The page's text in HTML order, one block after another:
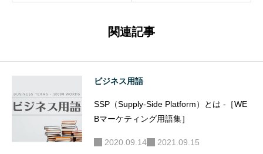
関連記事
ビジネス用語
SSP（Supply-Side Platform）とは -［WE
Bマーケティング用語集］
2020.09.14 2021.09.15